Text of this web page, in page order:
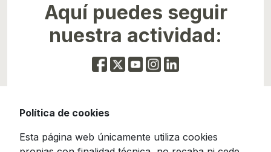
Aquí puedes seguir
nuestra actividad:
Política de cookies
Esta página web únicamente utiliza cookies